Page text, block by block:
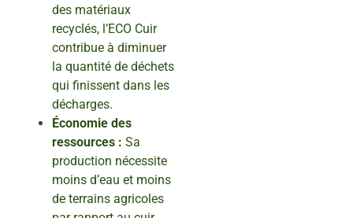
des matériaux
recyclés, l’ECO Cuir
contribue à diminuer
la quantité de déchets
qui finissent dans les
décharges.
Économie des
ressources : Sa
production nécessite
moins d’eau et moins
de terrains agricoles